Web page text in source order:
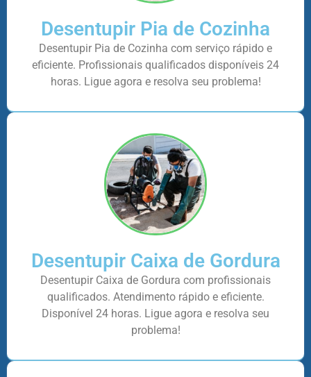
Desentupir Pia de Cozinha
Desentupir Pia de Cozinha com serviço rápido e
eficiente. Profissionais qualificados disponíveis 24
horas. Ligue agora e resolva seu problema!
Desentupir Caixa de Gordura
Desentupir Caixa de Gordura com profissionais
qualificados. Atendimento rápido e eficiente.
Disponível 24 horas. Ligue agora e resolva seu
problema!